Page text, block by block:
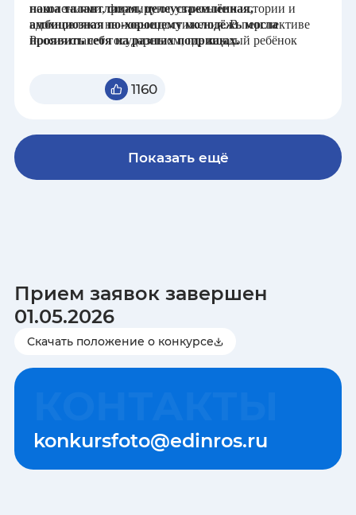
поколениями, формируют уважение к истории и
вдохновляют на новые достижения. В перспективе
Россия станет государством, где каждый ребёнок
наша талантливая, целеустремлённая,
амбициозная по-хорошему молодёжь могла
проявить себя на разных поприщах.
1160
Показать ещё
Прием заявок завершен
01.05.2026
Скачать положение о конкурсе
konkursfoto@edinros.ru